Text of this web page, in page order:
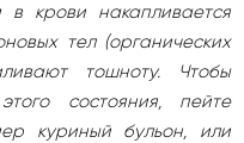
крови накапливается
тел (органических
тошноту. Чтобы
состояния, пейте
куриный бульон, или